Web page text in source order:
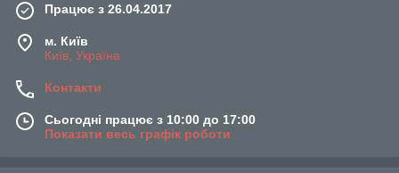
Працює з 26.04.2017
м. Київ
Київ, Україна
Контакти
Сьогодні працює з 10:00 до 17:00
Показати весь графік роботи